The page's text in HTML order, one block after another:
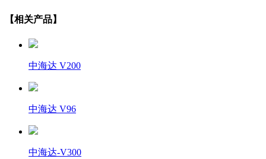
【相关产品】
中海达 V200
中海达 V96
中海达-V300